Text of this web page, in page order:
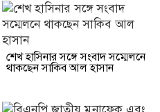
শেখ হাসিনার সঙ্গে সংবাদ সম্মেলনে
থাকছেন সাকিব আল হাসান